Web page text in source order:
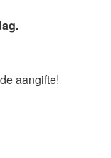
aangifte!